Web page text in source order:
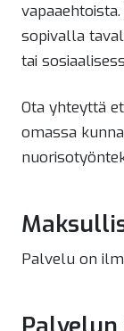
sopivalla
tai
Ota yhteyttä
omassa
Palvelu on